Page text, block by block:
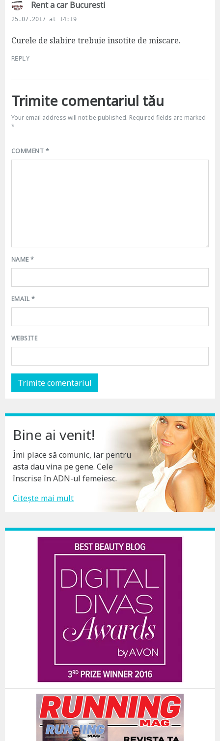
Rent a car Bucurestis
s
25.07.2017 at 14:19
Curele de slabire trebuie insotite de miscare.
REPLY
Trimite comentariul tău
Your email address will not be published. Required fields are marked
*
COMMENT *
NAME*
EMAIL*
WEBSITE
Bine ai venit!
Îmi place să comunic, iar pentru
asta dau vina pe gene. Cele
înscrise în ADN-ul femeiesc.
Citește mai mult